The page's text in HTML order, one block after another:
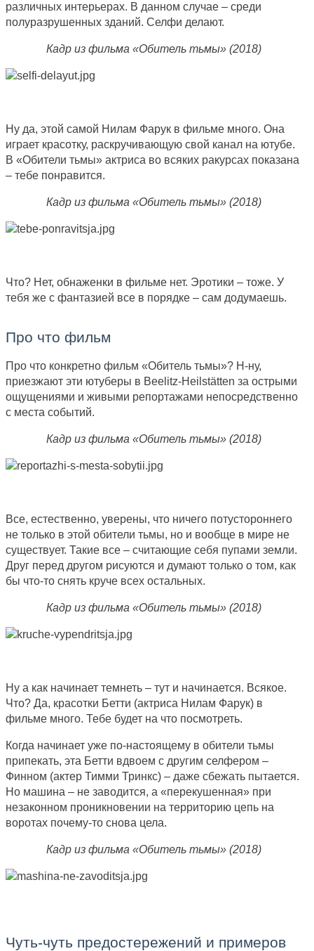
различных интерьерах. В данном случае – среди
полуразрушенных зданий. Селфи делают.
Кадр из фильма «Обитель тьмы» (2018)
Ну да, этой самой Нилам Фарук в фильме много. Она
играет красотку, раскручивающую свой канал на ютубе.
В «Обители тьмы» актриса во всяких ракурсах показана
– тебе понравится.
Кадр из фильма «Обитель тьмы» (2018)
Что? Нет, обнаженки в фильме нет. Эротики – тоже. У
тебя же с фантазией все в порядке – сам додумаешь.
Про что фильм
Про что конкретно фильм «Обитель тьмы»? Н-ну,
приезжают эти ютуберы в Beelitz-Heilstätten за острыми
ощущениями и живыми репортажами непосредственно
с места событий.
Кадр из фильма «Обитель тьмы» (2018)
Все, естественно, уверены, что ничего потустороннего
не только в этой обители тьмы, но и вообще в мире не
существует. Такие все – считающие себя пупами земли.
Друг перед другом рисуются и думают только о том, как
бы что-то снять круче всех остальных.
Кадр из фильма «Обитель тьмы» (2018)
Ну а как начинает темнеть – тут и начинается. Всякое.
Что? Да, красотки Бетти (актриса Нилам Фарук) в
фильме много. Тебе будет на что посмотреть.
Когда начинает уже по-настоящему в обители тьмы
припекать, эта Бетти вдвоем с другим селфером –
Финном (актер Тимми Тринкс) – даже сбежать пытается.
Но машина – не заводится, а «перекушенная» при
незаконном проникновении на территорию цепь на
воротах почему-то снова цела.
Кадр из фильма «Обитель тьмы» (2018)
Чуть-чуть предостережений и примеров